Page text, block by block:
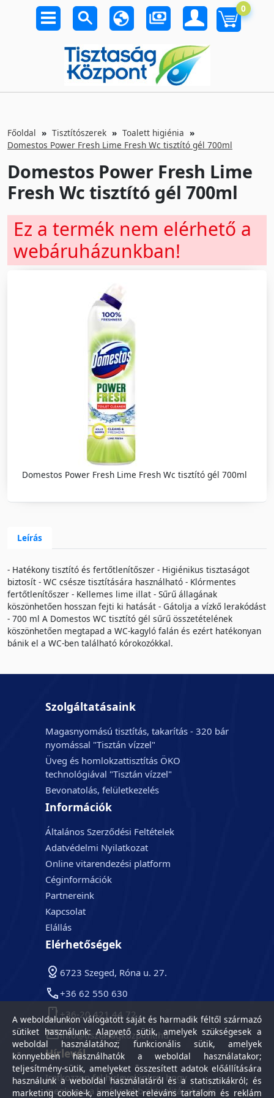
0
Főoldal Tisztítószerek
Toalett higiénia
Domestos Power Fresh Lime Fresh Wc tisztító gél 700ml
Domestos Power Fresh Lime
Fresh Wc tisztító gél 700ml
Ez a termék nem elérhető a
webáruházunkban!
Domestos Power Fresh Lime Fresh Wc tisztító gél 700ml
Leírás
- Hatékony tisztító és fertőtlenítőszer - Higiénikus tisztaságot
biztosít - WC csésze tisztítására használható - Klórmentes
fertőtlenítőszer - Kellemes lime illat - Sűrű állagának
köszönhetően hosszan fejti ki hatását - Gátolja a vízkő lerakódást
- 700 ml A Domestos WC tisztító gél sűrű összetételének
köszönhetően megtapad a WC-kagyló falán és ezért hatékonyan
bánik el a WC-ben található kórokozókkal.
Szolgáltatásaink
Magasnyomású tisztítás, takarítás - 320 bár
nyomással "Tisztán vízzel"
Üveg és homlokzattisztítás ÖKO
technológiával "Tisztán vízzel"
Bevonatolás, felületkezelés
Információk
Általános Szerződési Feltételek
Adatvédelmi Nyilatkozat
Online vitarendezési platform
Céginformációk
Partnereink
Kapcsolat
Elállás
Elérhetőségek
6723 Szeged, Róna u. 27.
+36 62 550 630
+36-20 421 44 72
info@tisztasagkozpont.hu
Hírlevél
Iratkozzon fel hírlevelünkre, hogy
megkapja a legfrissebb aktualitásokat és
A weboldalunkon válogatott saját és harmadik féltől származó
sütiket használunk: Alapvető sütik, amelyek szükségesek a
weboldal használatához; funkcionális sütik, amelyek
könnyebben használhatók a weboldal használatakor;
teljesítmény-sütik, amelyeket összesített adatok előállítására
használunk a weboldal használatáról és a statisztikákról; és
marketing cookie-k, amelyeket releváns tartalom és reklám